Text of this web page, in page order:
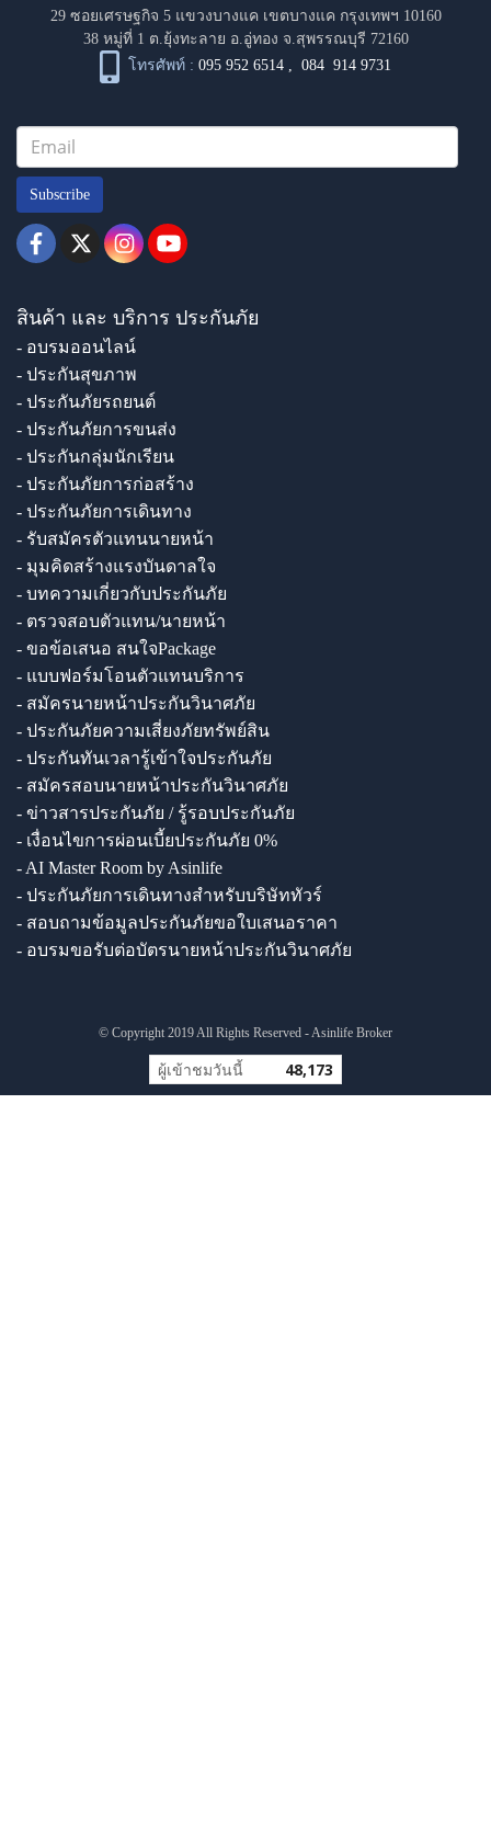
29 ซอยเศรษฐกิจ 5 แขวงบางแค เขตบางแค กรุงเทพฯ 10160
38 หมู่ที่ 1 ต.ยุ้งทะลาย อ.อู่ทอง จ.สุพรรณบุรี 72160
โทรศัพท์ : 095 952 6514 ,084 914 9731
Subscribe
สินค้า และ บริการ ประกันภัย
- อบรมออนไลน์
- ประกันสุขภาพ
- ประกันภัยรถยนต์
- ประกันภัยการขนส่ง
- ประกันกลุ่มนักเรียน
- ประกันภัยการก่อสร้าง
- ประกันภัยการเดินทาง
- รับสมัครตัวแทนนายหน้า
- มุมคิดสร้างแรงบันดาลใจ
- บทความเกี่ยวกับประกันภัย
- ตรวจสอบตัวแทน/นายหน้า
- ขอข้อเสนอ สนใจPackage
- แบบฟอร์มโอนตัวแทนบริการ
- สมัครนายหน้าประกันวินาศภัย
- ประกันภัยความเสี่ยงภัยทรัพย์สิน
- ประกันทันเวลารู้เข้าใจประกันภัย
- สมัครสอบนายหน้าประกันวินาศภัย
- ข่าวสารประกันภัย / รู้รอบประกันภัย
- เงื่อนไขการผ่อนเบี้ยประกันภัย 0%
- AI Master Room by Asinlife
- ประกันภัยการเดินทางสำหรับบริษัททัวร์
- สอบถามข้อมูลประกันภัยขอใบเสนอราคา
- อบรมขอรับต่อบัตรนายหน้าประกันวินาศภัย
© Copyright 2019 All Rights Reserved - Asinlife Broker
ผู้เข้าชมวันนี้ 48,173